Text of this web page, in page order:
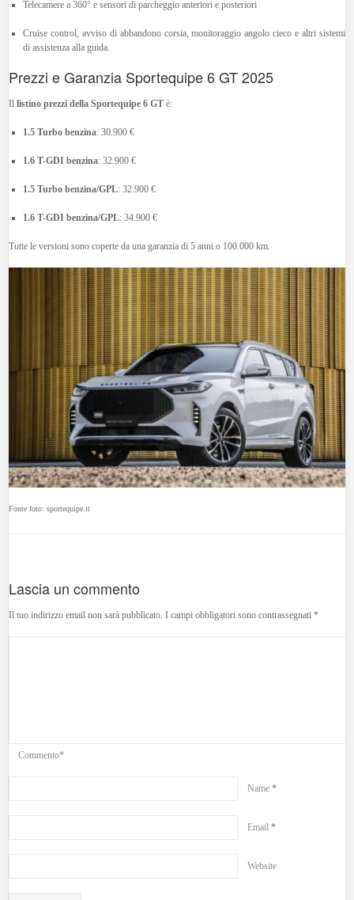
Telecamere a 360° e sensori di parcheggio anteriori e posteriori
Cruise control, avviso di abbandono corsia, monitoraggio angolo cieco e altri sistemi
di assistenza alla guida.
Prezzi e Garanzia Sportequipe 6 GT 2025
Illistino prezzi della Sportequipe 6 GT è:
1.5 Turbo benzina:30.900 €
1.6 T-GDI benzina:32.900 €
1.5 Turbo benzina/GPL:32.900 €
1.6 T-GDI benzina/GPL:34.900 €
Tutte le versioni sono coperte da una garanzia di 5 anni o 100.000 km.
Fonte foto: sportequipe.it
Lascia un commento
Il tuo indirizzo email non sarà pubblicato. I campi obbligatori sono contrassegnati*
Commento*
Name *
Email *
Website